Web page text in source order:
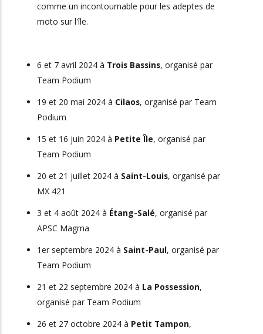
comme un incontournable pour les adeptes de
moto sur l'île.
6 et 7 avril 2024 à Trois Bassins, organisé par
Team Podium
19 et 20 mai 2024 à Cilaos, organisé par Team
Podium
15 et 16 juin 2024 à Petite Île, organisé par
Team Podium
20 et 21 juillet 2024 à Saint-Louis, organisé par
MX 421
3 et 4 août 2024 à Étang-Salé, organisé par
APSC Magma
1er septembre 2024 à Saint-Paul, organisé par
Team Podium
21 et 22 septembre 2024 à La Possession,
organisé par Team Podium
26 et 27 octobre 2024 à Petit Tampon,